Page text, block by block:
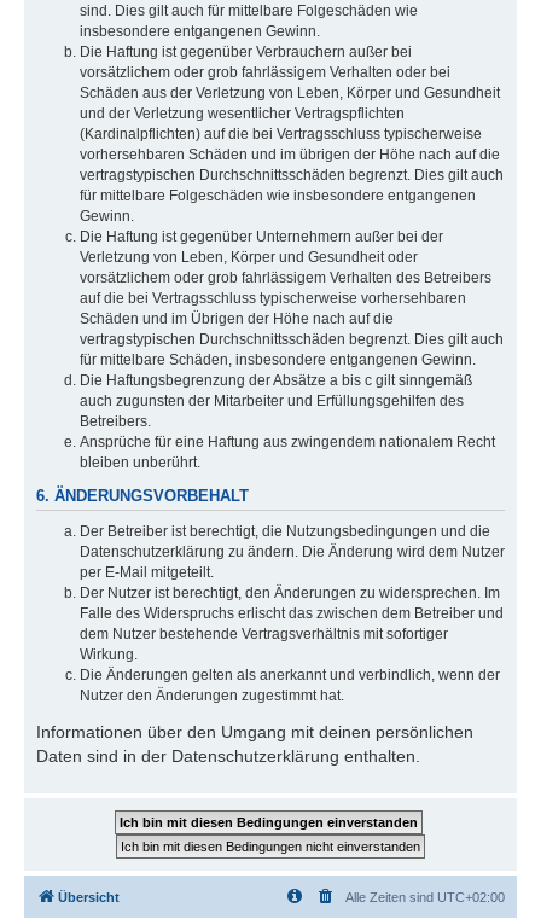
sind. Dies gilt auch für mittelbare Folgeschäden wie
insbesondere entgangenen Gewinn.
Die Haftung ist gegenüber Verbrauchern außer bei
vorsätzlichem oder grob fahrlässigem Verhalten oder bei
Schäden aus der Verletzung von Leben, Körper und Gesundheit
und der Verletzung wesentlicher Vertragspflichten
(Kardinalpflichten) auf die bei Vertragsschluss typischerweise
vorhersehbaren Schäden und im übrigen der Höhe nach auf die
vertragstypischen Durchschnittsschäden begrenzt. Dies gilt auch
für mittelbare Folgeschäden wie insbesondere entgangenen
Gewinn.
Die Haftung ist gegenüber Unternehmern außer bei der
Verletzung von Leben, Körper und Gesundheit oder
vorsätzlichem oder grob fahrlässigem Verhalten des Betreibers
auf die bei Vertragsschluss typischerweise vorhersehbaren
Schäden und im Übrigen der Höhe nach auf die
vertragstypischen Durchschnittsschäden begrenzt. Dies gilt auch
für mittelbare Schäden, insbesondere entgangenen Gewinn.
Die Haftungsbegrenzung der Absätze a bis c gilt sinngemäß
auch zugunsten der Mitarbeiter und Erfüllungsgehilfen des
Betreibers.
Ansprüche für eine Haftung aus zwingendem nationalem Recht
bleiben unberührt.
6. ÄNDERUNGSVORBEHALT
Der Betreiber ist berechtigt, die Nutzungsbedingungen und die
Datenschutzerklärung zu ändern. Die Änderung wird dem Nutzer
per E-Mail mitgeteilt.
Der Nutzer ist berechtigt, den Änderungen zu widersprechen. Im
Falle des Widerspruchs erlischt das zwischen dem Betreiber und
dem Nutzer bestehende Vertragsverhältnis mit sofortiger
Wirkung.
Die Änderungen gelten als anerkannt und verbindlich, wenn der
Nutzer den Änderungen zugestimmt hat.
Informationen über den Umgang mit deinen persönlichen
Daten sind in der Datenschutzerklärung enthalten.
Übersicht Alle Zeiten sind UTC+02:00